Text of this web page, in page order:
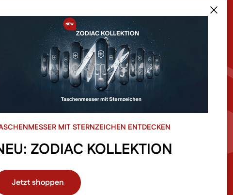
PRODUKTE IM SHOP
Unsere Bestseller
Alle Kategorien im Shop
ÜBER UNS
Team
Unsere Story
Filialen
Blog
MIT STERNZEICHEN ENTDECKEN
ZODIAC KOLLEKTION
Jetzt shoppen